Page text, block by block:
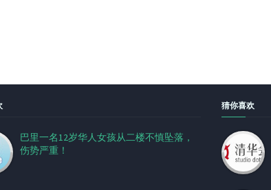
巴里一名12岁华人女孩从二楼不慎坠落，
伤势严重！
猜你喜欢